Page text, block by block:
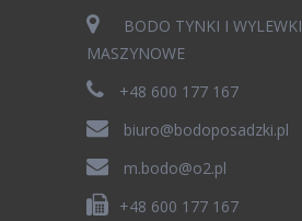
BODO TYNKI I WYLEWKI
MASZYNOWE
+48 600 177 167
biuro@bodoposadzki.pl
m.bodo@o2.pl
+48 600 177 167